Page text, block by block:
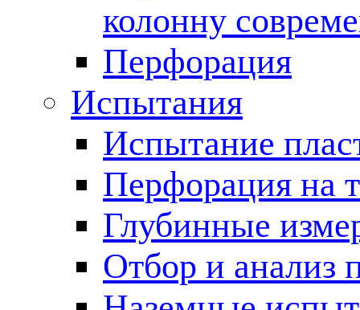
колонну
Перфорация
Испытания
Испытание
Перфорация на
Глубинные
Отбор и анализ